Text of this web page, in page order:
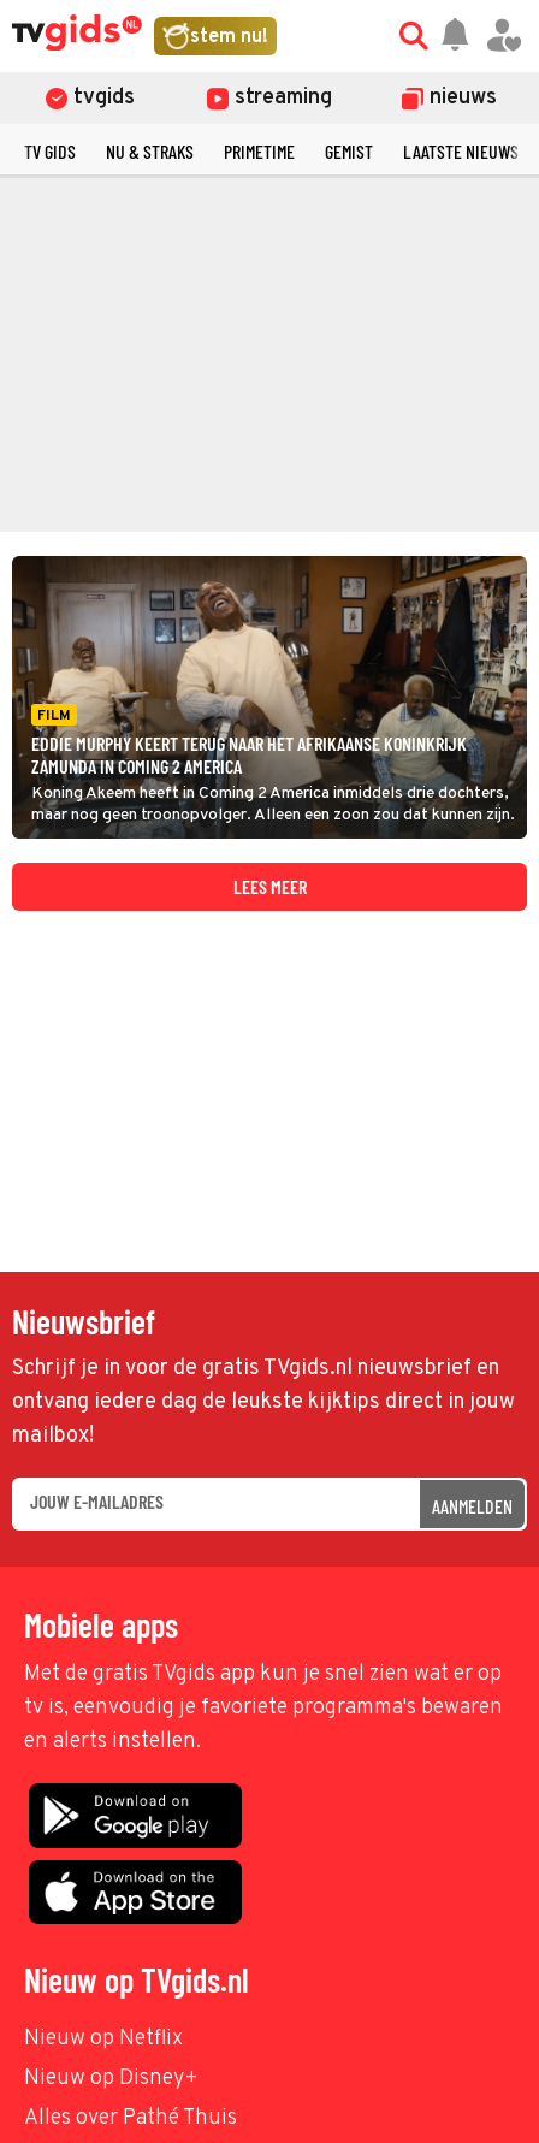
stem nu!
tvgids streaming nieuws
TV GIDS NU & STRAKS PRIMETIME GEMIST LAATSTE NIEUWS
FILM
EDDIE MURPHY KEERT TERUG NAAR HET AFRIKAANSE KONINKRIJK
ZAMUNDA IN COMING 2 AMERICA
Koning Akeem heeft in Coming 2 America inmiddels drie dochters,
maar nog geen troonopvolger. Alleen een zoon zou dat kunnen zijn.
LEES MEER
Nieuwsbrief
Schrijf je in voor de gratis TVgids.nl nieuwsbrief en
ontvang iedere dag de leukste kijktips direct in jouw
mailbox!
AANMELDEN
Mobiele apps
Met de gratis TVgids app kun je snel zien wat er op
tv is, eenvoudig je favoriete programma's bewaren
en alerts instellen.
Nieuw op TVgids.nl
Nieuw op Netflix
Nieuw op Disney+
Alles over Pathé Thuis